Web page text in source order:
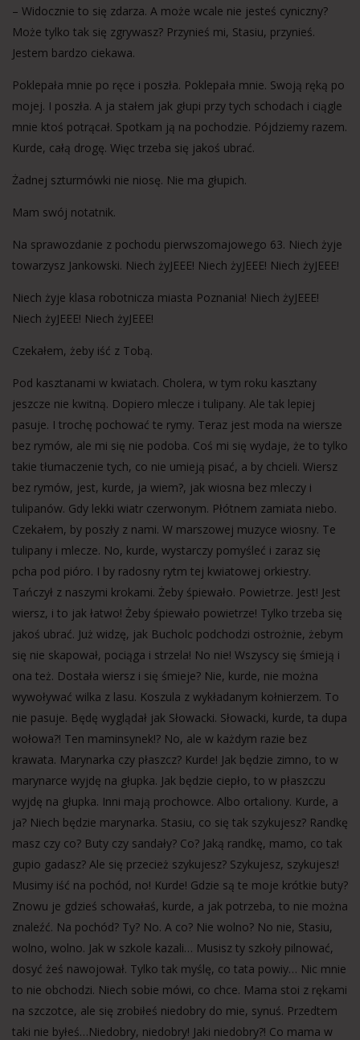
– Widocznie to się zdarza. A może wcale nie jesteś cyniczny?
Może tylko tak się zgrywasz? Przynieś mi, Stasiu, przynieś.
Jestem bardzo ciekawa.
Poklepała mnie po ręce i poszła. Poklepała mnie. Swoją ręką po
mojej. I poszła. A ja stałem jak głupi przy tych schodach i ciągle
mnie ktoś potrącał. Spotkam ją na pochodzie. Pójdziemy razem.
Kurde, całą drogę. Więc trzeba się jakoś ubrać.
Żadnej szturmówki nie niosę. Nie ma głupich.
Mam swój notatnik.
Na sprawozdanie z pochodu pierwszomajowego 63. Niech żyje
towarzysz Jankowski. Niech żyJEEE! Niech żyJEEE! Niech żyJEEE!
Niech żyje klasa robotnicza miasta Poznania! Niech żyJEEE!
Niech żyJEEE! Niech żyJEEE!
Czekałem, żeby iść z Tobą.
Pod kasztanami w kwiatach. Cholera, w tym roku kasztany
jeszcze nie kwitną. Dopiero mlecze i tulipany. Ale tak lepiej
pasuje. I trochę pochować te rymy. Teraz jest moda na wiersze
bez rymów, ale mi się nie podoba. Coś mi się wydaje, że to tylko
takie tłumaczenie tych, co nie umieją pisać, a by chcieli. Wiersz
bez rymów, jest, kurde, ja wiem?, jak wiosna bez mleczy i
tulipanów. Gdy lekki wiatr czerwonym. Płótnem zamiata niebo.
Czekałem, by poszły z nami. W marszowej muzyce wiosny. Te
tulipany i mlecze. No, kurde, wystarczy pomyśleć i zaraz się
pcha pod pióro. I by radosny rytm tej kwiatowej orkiestry.
Tańczył z naszymi krokami. Żeby śpiewało. Powietrze. Jest! Jest
wiersz, i to jak łatwo! Żeby śpiewało powietrze! Tylko trzeba się
jakoś ubrać. Już widzę, jak Bucholc podchodzi ostrożnie, żebym
się nie skapował, pociąga i strzela! No nie! Wszyscy się śmieją i
ona też. Dostała wiersz i się śmieje? Nie, kurde, nie można
wywoływać wilka z lasu. Koszula z wykładanym kołnierzem. To
nie pasuje. Będę wyglądał jak Słowacki. Słowacki, kurde, ta dupa
wołowa?! Ten maminsynek!? No, ale w każdym razie bez
krawata. Marynarka czy płaszcz? Kurde! Jak będzie zimno, to w
marynarce wyjdę na głupka. Jak będzie ciepło, to w płaszczu
wyjdę na głupka. Inni mają prochowce. Albo ortaliony. Kurde, a
ja? Niech będzie marynarka. Stasiu, co się tak szykujesz? Randkę
masz czy co? Buty czy sandały? Co? Jaką randkę, mamo, co tak
gupio gadasz? Ale się przecież szykujesz? Szykujesz, szykujesz!
Musimy iść na pochód, no! Kurde! Gdzie są te moje krótkie buty?
Znowu je gdzieś schowałaś, kurde, a jak potrzeba, to nie można
znaleźć. Na pochód? Ty? No. A co? Nie wolno? No nie, Stasiu,
wolno, wolno. Jak w szkole kazali… Musisz ty szkoły pilnować,
dosyć żeś nawojował. Tylko tak myślę, co tata powiy… Nic mnie
to nie obchodzi. Niech sobie mówi, co chce. Mama stoi z rękami
na szczotce, ale się zrobiłeś niedobry do mie, synuś. Przedtem
taki nie byłeś…Niedobry, niedobry! Jaki niedobry?! Co mama w